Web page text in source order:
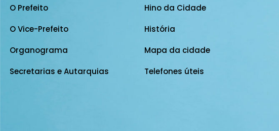
O Prefeito
O Vice-Prefeito
Organograma
Secretarias e Autarquias
Hino da Cidade
História
Mapa da cidade
Telefones úteis